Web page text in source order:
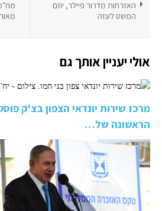
האזרחות מדרור פיילר, יוזם
המשט לעזה
אולי יעניין אותך גם
מרכז שירות יונדאי הצפון בצ'ק
הראשונה של…